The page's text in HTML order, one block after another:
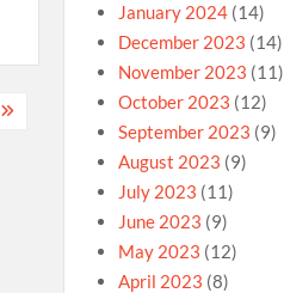
January 2024(14)
December 2023 (14)
November 2023 (11)
October 2023 (12)
September 2023 (9)
August 2023 (9)
July 2023 (11)
June 2023 (9)
May 2023 (12)
April 2023 (8)